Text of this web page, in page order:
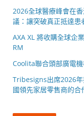
2026全球醫療峰會在
議：讓突破真正抵達患
AXA XL 將收購全球企
RM
Coolita聯合頭部廣電
Tribesigns出席2026
國領先家居零售商的合